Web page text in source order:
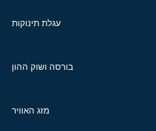
עגלת תינוקות
בורסה ושוק ההון
מזג האוויר